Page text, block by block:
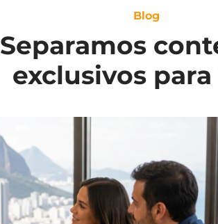
Blog
Separamos
exclusivos